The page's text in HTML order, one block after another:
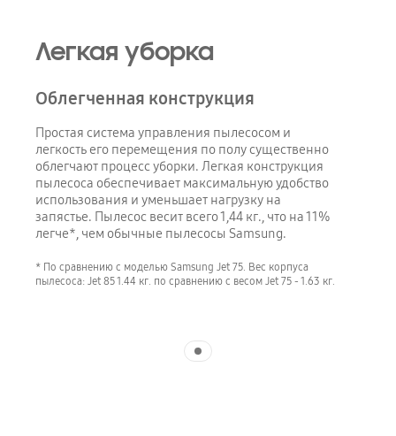
Легкая уборка
Облегченная конструкция
Простая система управления пылесосом и
легкость его перемещения по полу существенно
облегчают процесс уборки. Легкая конструкция
пылесоса обеспечивает максимальную удобство
использования и уменьшает нагрузку на
запястье. Пылесос весит всего 1,44 кг., что на 11%
легче*, чем обычные пылесосы Samsung.
* По сравнению с моделью Samsung Jet 75. Вес корпуса
пылесоса: Jet 85 1.44 кг. по сравнению с весом Jet 75 - 1.63 кг.